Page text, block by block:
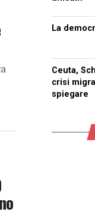
La
Ceuta,
crisi
spiegare